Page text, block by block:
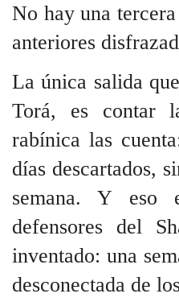
No hay una
anteriores
La única salida
Torá, es contar
rabínica las
días descartados,
semana. Y eso
defensores del
inventado: una
desconectada de